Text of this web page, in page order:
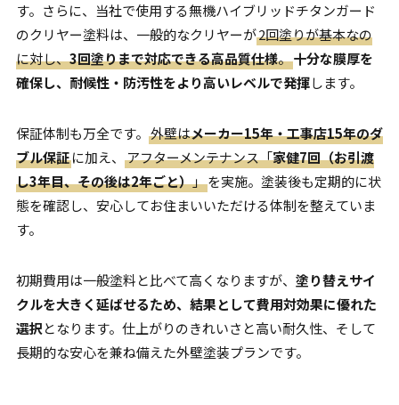
す。さらに、当社で使用する無機ハイブリッドチタンガード
のクリヤー塗料は、一般的なクリヤーが2回塗りが基本なの
に対し、3回塗りまで対応できる高品質仕様。十分な膜厚を
確保し、耐候性・防汚性をより高いレベルで発揮します。
保証体制も万全です。 外壁はメーカー15年・工事店15年のダ
ブル保証に加え、 アフターメンテナンス「家健7回（お引渡
し3年目、その後は2年ごと）」を実施。塗装後も定期的に状
態を確認し、安心してお住まいいただける体制を整えていま
す。
初期費用は一般塗料と比べて高くなりますが、 塗り替えサイ
クルを大きく延ばせるため、結果として費用対効果に優れた
選択となります。仕上がりのきれいさと高い耐久性、そして
長期的な安心を兼ね備えた外壁塗装プランです。